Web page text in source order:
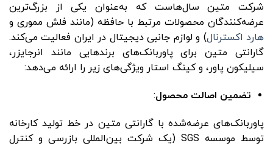
شرکت متین سال‌هاست که به‌عنوان یکی از بزرگ‌ترین
عرضه‌کنندگان محصولات مرتبط با حافظه (مانند فلش مموری و
هارد اکسترنال) و لوازم جانبی دیجیتال در ایران فعالیت می‌کند.
گارانتی متین برای پاوربانک‌های برندهایی مانند انرجایزر،
سیلیکون پاور، و کینگ استار ویژگی‌های زیر را ارائه می‌دهد:
تضمین اصالت محصول:
پاوربانک‌های عرضه‌شده با گارانتی متین در خط تولید کارخانه
توسط موسسه SGS (یک شرکت بین‌المللی بازرسی و کنترل